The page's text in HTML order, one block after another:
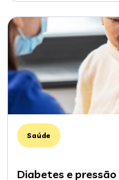
Saúde
Diabetes e